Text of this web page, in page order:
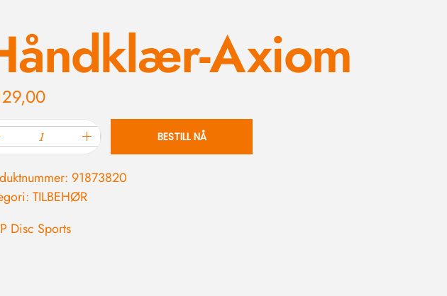
Axiom
BESTILL NÅ
91873820
TILBEHØR
Disc Sports